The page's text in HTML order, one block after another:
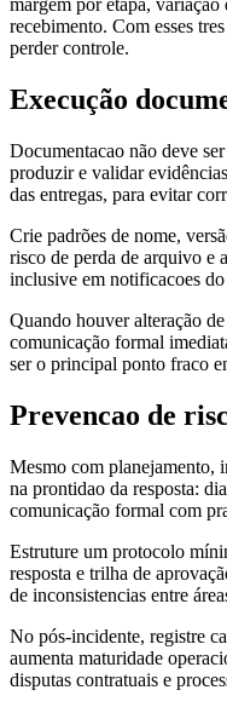
margem por etapa,
recebimento. Com esses
perder controle.
Execução
Documentacao não deve
produzir e validar
das entregas, para evitar
Crie padrões de nome,
risco de perda de arquivo e
inclusive em notificacoes
Quando houver alteração
comunicação formal
ser o principal ponto fraco
Prevencao de
Mesmo com planejamento,
na prontidao da resposta:
comunicação formal com
Estruture um protocolo
resposta e trilha de
de inconsistencias entre
No pós-incidente, registre
aumenta maturidade
disputas contratuais e